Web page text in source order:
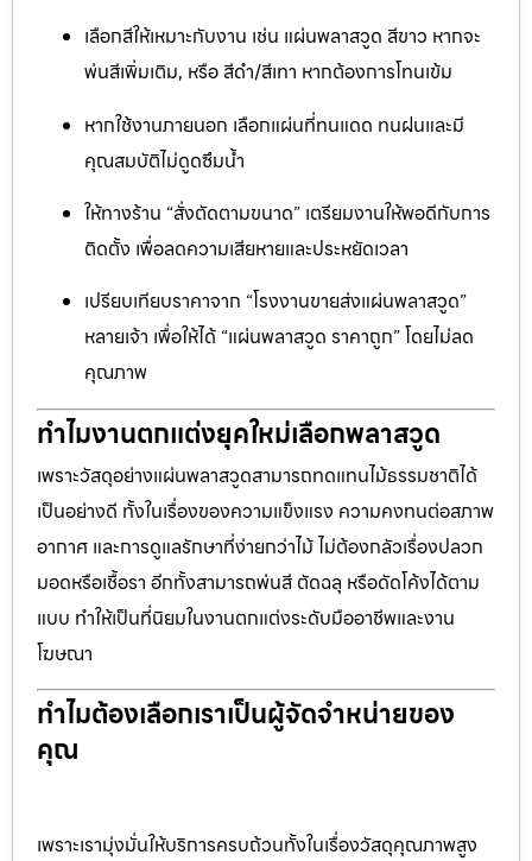
เลือกสีให้เหมาะกับงาน เช่น แผ่นพลาสวูด สีขาว หากจะ
พ่นสีเพิ่มเติม, หรือ สีดำ/สีเทา หากต้องการโทนเข้ม
หากใช้งานภายนอก เลือกแผ่นที่ทนแดด ทนฝนและมี
คุณสมบัติไม่ดูดซึมน้ำ
ให้ทางร้าน “สั่งตัดตามขนาด” เตรียมงานให้พอดีกับการ
ติดตั้ง เพื่อลดความเสียหายและประหยัดเวลา
เปรียบเทียบราคาจาก “โรงงานขายส่งแผ่นพลาสวูด”
หลายเจ้า เพื่อให้ได้ “แผ่นพลาสวูด ราคาถูก” โดยไม่ลด
คุณภาพ
ทำไมงานตกแต่งยุคใหม่เลือกพลาสวูด
เพราะวัสดุอย่างแผ่นพลาสวูดสามารถทดแทนไม้ธรรมชาติได้
เป็นอย่างดี ทั้งในเรื่องของความแข็งแรง ความคงทนต่อสภาพ
อากาศ และการดูแลรักษาที่ง่ายกว่าไม้ ไม่ต้องกลัวเรื่องปลวก
มอดหรือเชื้อรา อีกทั้งสามารถพ่นสี ตัดฉลุ หรือดัดโค้งได้ตาม
แบบ ทำให้เป็นที่นิยมในงานตกแต่งระดับมืออาชีพและงาน
โฆษณา
ทำไมต้องเลือกเราเป็นผู้จัดจำหน่ายของ
คุณ
เพราะเรามุ่งมั่นให้บริการครบถ้วนทั้งในเรื่องวัสดุคุณภาพสูง